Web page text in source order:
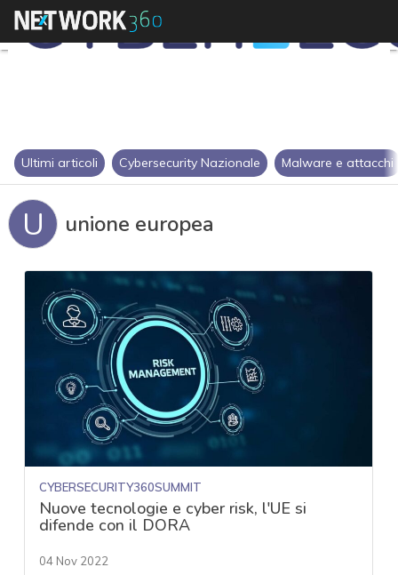
Ultimi articoli Cybersecurity Nazionale Malware e attacchi
U unione europea
CYBERSECURITY360SUMMIT
Nuove tecnologie e cyber risk, l'UE si
difende con il DORA
04 Nov 2022